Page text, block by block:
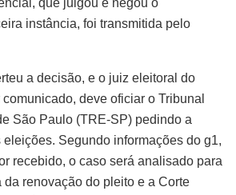
que julgou e negou o
instância, foi transmitida pelo
a decisão, e o juiz eleitoral do
deve oficiar o Tribunal
São Paulo (TRE-SP) pedindo a
Segundo informações do g1,
recebido, o caso será analisado para
da renovação do pleito e a Corte